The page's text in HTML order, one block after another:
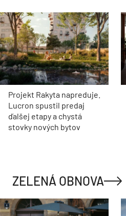
Projekt Rakyta napreduje.
Lucron spustil predaj
ďalšej etapy a chystá
stovky nových bytov
ZELENÁ OBNOVA